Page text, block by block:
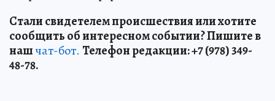
Стали свидетелем происшествия или хотите
сообщить об интересном событии? Пишите в
нашчат-бот. Телефон редакции: +7 (978) 349-
48-78.